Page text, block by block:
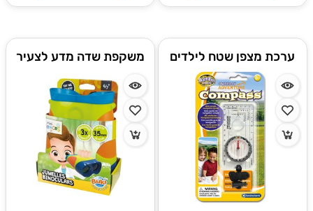
ערכת מצפן שטח לילדים
משקפת שדה מדע לצעיר